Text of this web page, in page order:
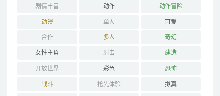
剧情丰富 动作 动作冒险
动漫 单人 可爱
合作 多人 奇幻
女性主角 射击 建造
开放世界 彩色 恐怖
战斗 抢先体验 拟真